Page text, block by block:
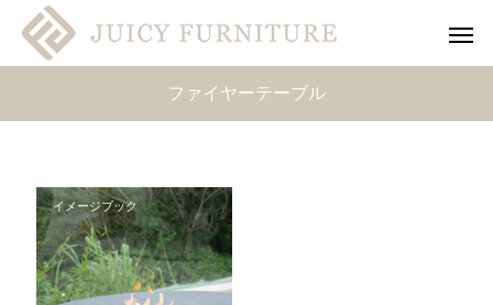
ファイヤーテーブル
イメージブック